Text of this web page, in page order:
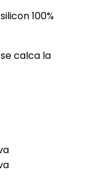
100%
calca la